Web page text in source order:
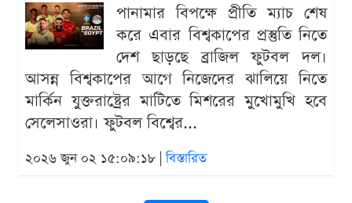
পানামার বিপক্ষে প্রীতি ম্যাচ শেষ
করে এবার বিশ্বকাপের প্রস্তুতি নিতে
দেশ ছাড়ছে ব্রাজিল ফুটবল দল।
আসন্ন বিশ্বকাপের আগে নিজেদের ঝালিয়ে নিতে
মার্কিন যুক্তরাষ্ট্রের মাটিতে মিশরের মুখোমুখি হবে
সেলেসাওরা। ফুটবল বিশ্বের...
২০২৬ জুন ০২ ১৫:০৯:১৮ |বিস্তারিত